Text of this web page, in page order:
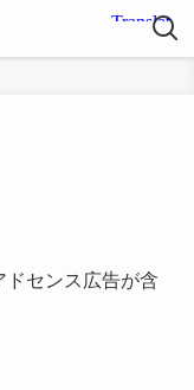
センス広告が含